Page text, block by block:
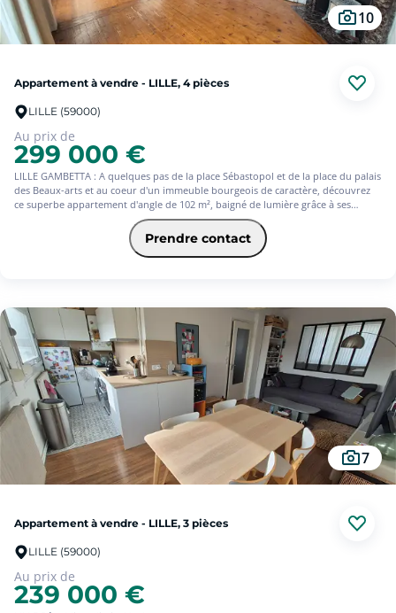
10
Appartement à vendre - LILLE, 4 pièces
LILLE (59000)
Au prix de
299 000 €
LILLE GAMBETTA : A quelques pas de la place Sébastopol et de la place du palais
des Beaux-arts et au coeur d'un immeuble bourgeois de caractère, découvrez
ce superbe appartement d'angle de 102 m², baigné de lumière grâce à ses
nombreuses ouvertures et sa double exposition.
Derrière sa façade de charme, ce bien a su conserver tout le cachet de l'ancien :
hauteurs sous plafond, moulures, parquet autant d'éléments qui séduiront les
vie unique, à votre image, que vous soyez passionné de rénovation pour votre
future résidence principale ou investisseur pour une colocation de standing.
Petite copropriété de 4 lots avec de faibles charges annuels (entre 800 et 1100)
Les informations sur les risques auxquels ce bien est exposé sont disponibles
sur le site Géorisques : www. georisques.gouv.fr.
(4.91 % d'honoraires TTC à la charge de l'acquéreur.)
Prendre contact
7
Appartement à vendre - LILLE, 3 pièces
LILLE (59000)
Au prix de
239 000 €